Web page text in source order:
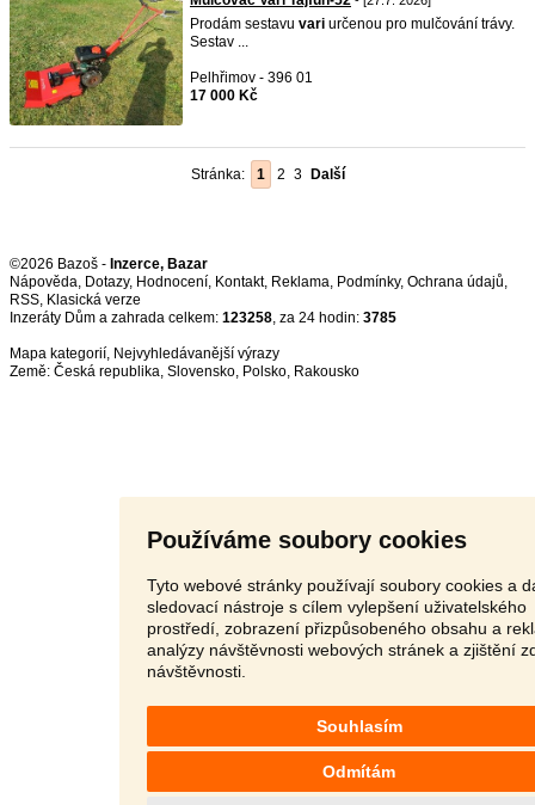
Používáme soubory cookies
Tyto webové stránky používají soubory cookies a
sledovací nástroje s cílem vylepšení uživatelského
prostředí, zobrazení přizpůsobeného obsahu a
analýzy návštěvnosti webových stránek a zjištění
návštěvnosti.
Souhlasím
Odmítám
Prodám sestavu vari určenou pro mulčování trávy.
Sestav ...
Pelhřimov - 396 01
17 000 Kč
Stránka: 1 2 3 Další
©2026 Bazoš - Inzerce, Bazar
Nápověda, Dotazy, Hodnocení, Kontakt, Reklama, Podmínky, Ochrana údajů,
RSS,
Inzeráty Dům a zahrada celkem: 123258, za 24 hodin: 3785
Mapa kategorií, Nejvyhledávanější výrazy
Země: Česká republika, Slovensko, Polsko, Rakousko